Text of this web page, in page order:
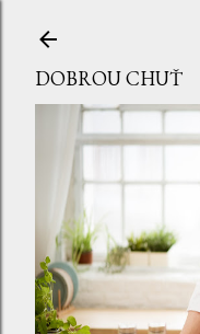
DOBROU CHUŤ